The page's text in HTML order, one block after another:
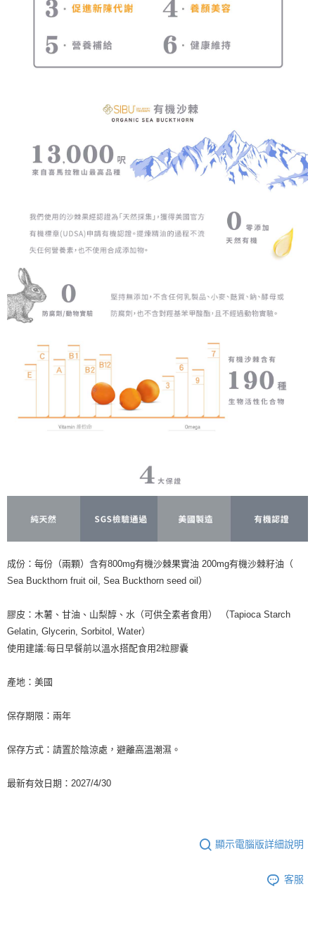
成份：每份（兩顆）含有800mg有機沙棘果實油 200mg有機沙棘籽油（
Sea Buckthorn fruit oil, Sea Buckthorn seed oil）
膠皮：木薯、甘油、山梨醇、水（可供全素者食用） （Tapioca Starch
Gelatin, Glycerin, Sorbitol, Water）
使用建議:每日早餐前以溫水搭配食用2粒膠囊
產地：美國
保存期限：兩年
保存方式：請置於陰涼處，避離高溫潮濕。
最新有效日期：2027/4/30
顯示電腦版詳細說明
客服